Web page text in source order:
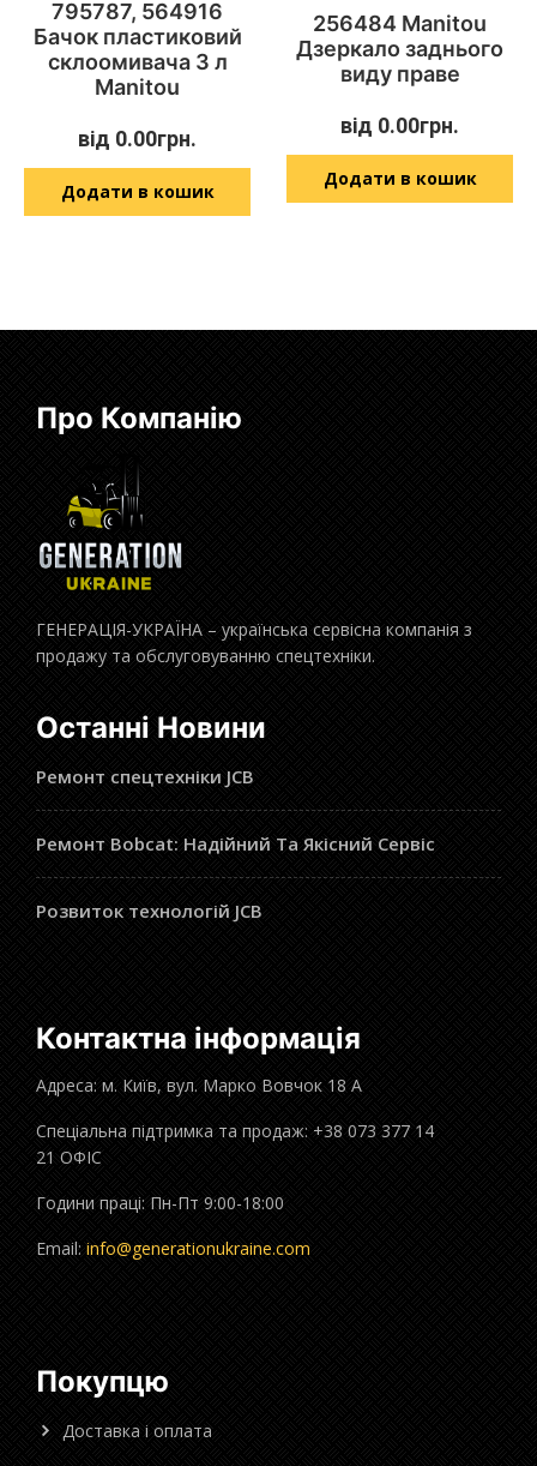
795787, 564916
Бачок пластиковий
склоомивача 3 л
Manitou
від 0.00грн.
Додати в кошик
256484 Manitou
Дзеркало заднього
виду праве
від 0.00грн.
Додати в кошик
Про Компанію
ГЕНЕРАЦІЯ-УКРАЇНА – українська сервісна компанія з
продажу та обслуговуванню спецтехніки.
Останні Новини
Ремонт спецтехніки JCB
Ремонт Bobcat: Надійний Та Якісний Сервіс
Розвиток технологій JCB
Контактна інформація
Адреса: м. Київ, вул. Марко Вовчок 18 А
Спеціальна підтримка та продаж: +38 073 377 14
21 ОФІС
Години праці: Пн-Пт 9:00-18:00
Email: info@generationukraine.com
Покупцю
Доставка і оплата